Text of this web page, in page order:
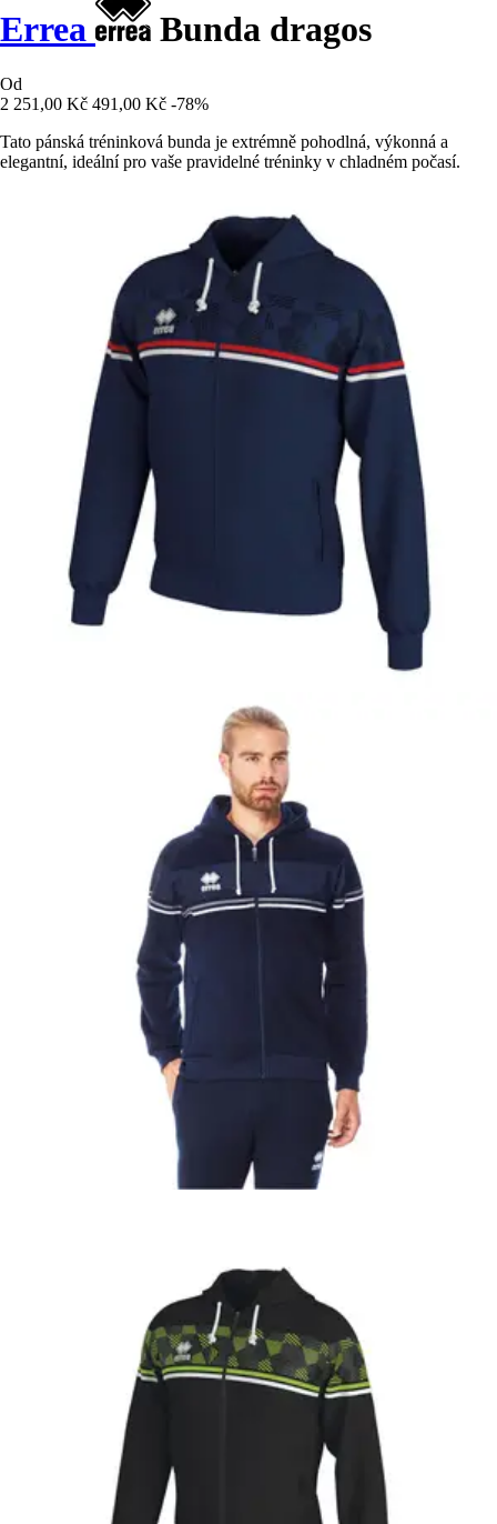
Errea Bunda dragos
Od
2 251,00 Kč 491,00 Kč -78%
Tato pánská tréninková bunda je extrémně pohodlná, výkonná a
elegantní, ideální pro vaše pravidelné tréninky v chladném počasí.